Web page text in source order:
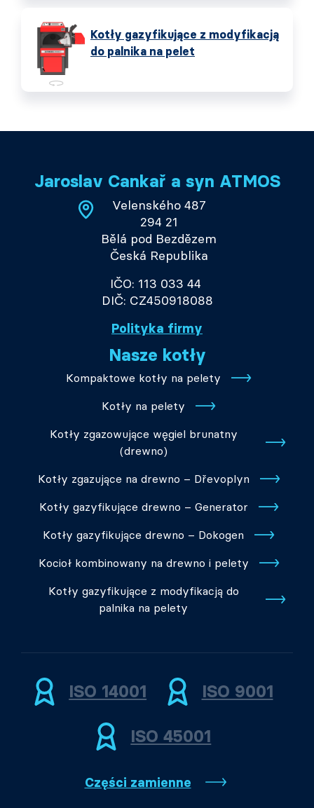
Kotły gazyfikujące z modyfikacją
do palnika na pelet
Jaroslav Cankař a syn ATMOS
Velenského 487
294 21
Bělá pod Bezdězem
Česká Republika
IČO: 113 033 44
DIČ: CZ450918088
Polityka firmy
Nasze kotły
Kompaktowe kotły na pelety
Kotły na pelety
Kotły zgazowujące węgiel brunatny
(drewno)
Kotły zgazujące na drewno – Dřevoplyn
Kotły gazyfikujące drewno – Generator
Kotły gazyfikujące drewno – Dokogen
Kocioł kombinowany na drewno i pelety
Kotły gazyfikujące z modyfikacją do
palnika na pelety
ISO 14001 ISO 9001
ISO 45001
Części zamienne